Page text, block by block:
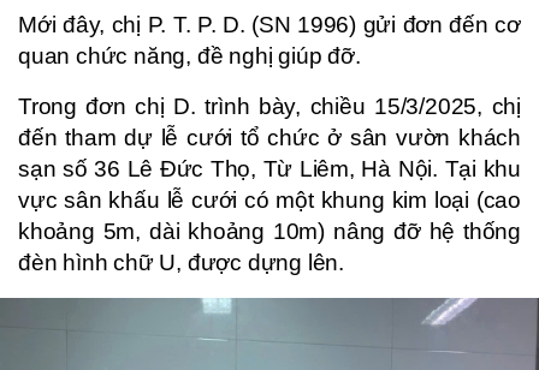
Mới đây, chị P. T. P. D. (SN 1996) gửi đơn đến cơ
quan chức năng, đề nghị giúp đỡ.
Trong đơn chị D. trình bày, chiều 15/3/2025, chị
đến tham dự lễ cưới tổ chức ở sân vườn khách
sạn số 36 Lê Đức Thọ, Từ Liêm, Hà Nội. Tại khu
vực sân khấu lễ cưới có một khung kim loại (cao
khoảng 5m, dài khoảng 10m) nâng đỡ hệ thống
đèn hình chữ U, được dựng lên.